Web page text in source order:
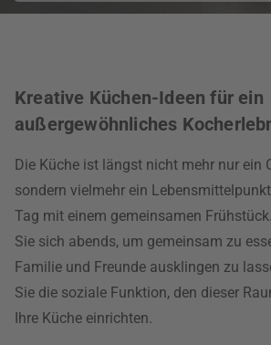
Kreative Küchen-Ideen für ein
außergewöhnliches
Die Küche ist längst nicht mehr nur ein
sondern vielmehr ein
Tag mit einem gemeinsamen
Sie sich abends, um gemeinsam zu
Familie und Freunde ausklingen zu
Sie die soziale Funktion, den dieser
Ihre Küche einrichten.